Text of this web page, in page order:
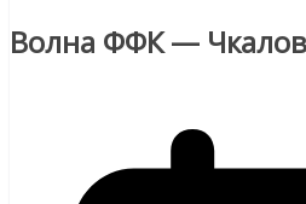
Волна ФФК —